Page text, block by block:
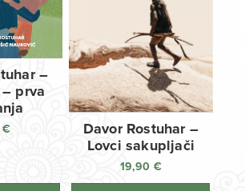
–
prva
€
Davor Rostuhar –
Lovci sakupljači
19,90 €